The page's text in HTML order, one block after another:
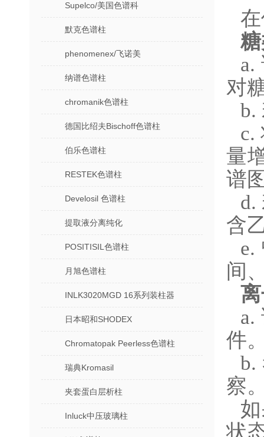
Supelco/美国色谱科
默克色谱柱
phenomenex/飞诺美
纳谱色谱柱
chromanik色谱柱
德国比绍夫Bischoff色谱柱
伯乐色谱柱
RESTEK色谱柱
Develosil 色谱柱
提取液分离纯化
POSITISIL色谱柱
月旭色谱柱
INLK3020MGD 16系列装柱器
日本昭和SHODEX
Chromatopak Peerless色谱柱
瑞典Kromasil
夹套蛋白层析柱
Inluck中压玻璃柱
a.
对
b.
c.
量
谱
d.
含
e.
间
a.
件
b.
察
状